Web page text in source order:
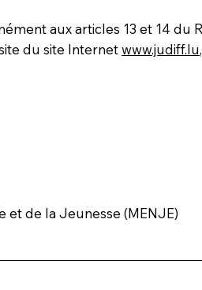
aux articles 13 et 14 du
du site Internetwww.judiff.lu
et de la Jeunesse (MENJE)